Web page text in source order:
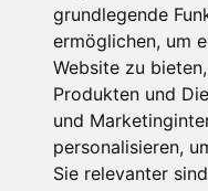
grundlegende
ermöglichen, um
Website zu bieten,
Produkten und
und
personalisieren,
Sie relevanter sind
Portale
FAQ
Copyright ©